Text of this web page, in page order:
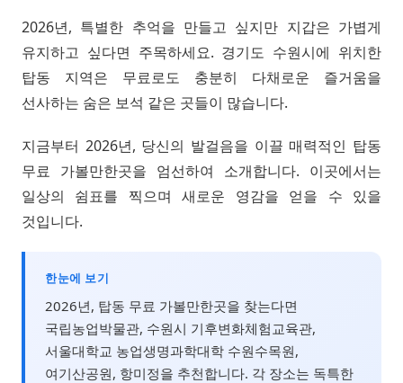
2026년, 특별한 추억을 만들고 싶지만 지갑은 가볍게
유지하고 싶다면 주목하세요. 경기도 수원시에 위치한
탑동 지역은 무료로도 충분히 다채로운 즐거움을
선사하는 숨은 보석 같은 곳들이 많습니다.
지금부터 2026년, 당신의 발걸음을 이끌 매력적인 탑동
무료 가볼만한곳을 엄선하여 소개합니다. 이곳에서는
일상의 쉼표를 찍으며 새로운 영감을 얻을 수 있을
것입니다.
한눈에 보기
2026년, 탑동 무료 가볼만한곳을 찾는다면
국립농업박물관, 수원시 기후변화체험교육관,
서울대학교 농업생명과학대학 수원수목원,
여기산공원, 항미정을 추천합니다. 각 장소는 독특한